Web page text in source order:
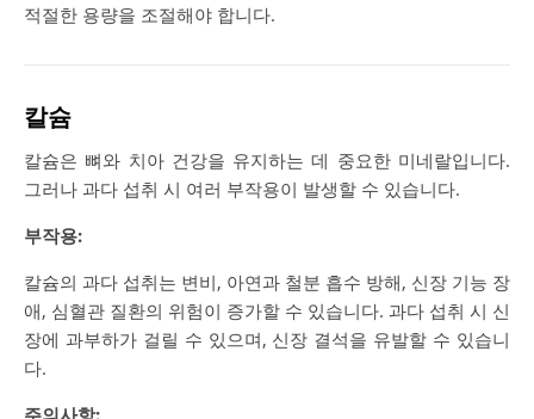
적절한 용량을 조절해야 합니다.
칼슘
칼슘은 뼈와 치아 건강을 유지하는 데 중요한 미네랄입니다.
그러나 과다 섭취 시 여러 부작용이 발생할 수 있습니다.
부작용:
칼슘의 과다 섭취는 변비, 아연과 철분 흡수 방해, 신장 기능 장
애, 심혈관 질환의 위험이 증가할 수 있습니다​​. 과다 섭취 시 신
장에 과부하가 걸릴 수 있으며, 신장 결석을 유발할 수 있습니
다.